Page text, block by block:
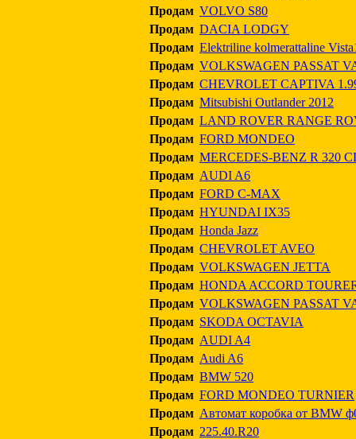
Продам VOLVO S80
Продам DACIA LODGY
Продам Elektriline kolmerattaline
Продам VOLKSWAGEN PASSAT
Продам CHEVROLET CAPTIVA
Продам Mitsubishi Outlander 2012
Продам LAND ROVER RANGE
Продам FORD MONDEO
Продам MERCEDES-BENZ R 320
Продам AUDI A6
Продам FORD C-MAX
Продам HYUNDAI IX35
Продам Honda Jazz
Продам CHEVROLET AVEO
Продам VOLKSWAGEN JETTA
Продам HONDA ACCORD
Продам VOLKSWAGEN PASSAT
Продам SKODA OCTAVIA
Продам AUDI A4
Продам Audi A6
Продам BMW 520
Продам FORD MONDEO TURNIER
Продам Автомат коробка от BMW
Продам 225.40.R20